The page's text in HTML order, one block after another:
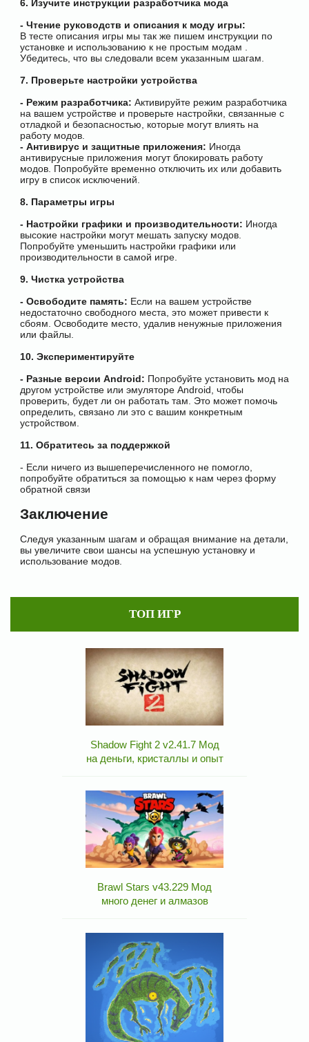
6. Изучите инструкции разработчика мода
- Чтение руководств и описания к моду игры:
В тесте описания игры мы так же пишем инструкции по
установке и использованию к не простым модам .
Убедитесь, что вы следовали всем указанным шагам.
7. Проверьте настройки устройства
- Режим разработчика: Активируйте режим разработчика
на вашем устройстве и проверьте настройки, связанные с
отладкой и безопасностью, которые могут влиять на
работу модов.
- Антивирус и защитные приложения: Иногда
антивирусные приложения могут блокировать работу
модов. Попробуйте временно отключить их или добавить
игру в список исключений.
8. Параметры игры
- Настройки графики и производительности: Иногда
высокие настройки могут мешать запуску модов.
Попробуйте уменьшить настройки графики или
производительности в самой игре.
9. Чистка устройства
- Освободите память: Если на вашем устройстве
недостаточно свободного места, это может привести к
сбоям. Освободите место, удалив ненужные приложения
или файлы.
10. Экспериментируйте
- Разные версии Android: Попробуйте установить мод на
другом устройстве или эмуляторе Android, чтобы
проверить, будет ли он работать там. Это может помочь
определить, связано ли это с вашим конкретным
устройством.
11. Обратитесь за поддержкой
- Если ничего из вышеперечисленного не помогло,
попробуйте обратиться за помощью к нам через форму
обратной связи
Заключение
Следуя указанным шагам и обращая внимание на детали,
вы увеличите свои шансы на успешную установку и
использование модов.
ТОП ИГР
Shadow Fight 2 v2.41.7 Мод
на деньги, кристаллы и опыт
Brawl Stars v43.229 Мод
много денег и алмазов